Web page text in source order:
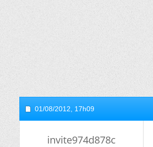
01/08/2012, 17h09
invite974d878c